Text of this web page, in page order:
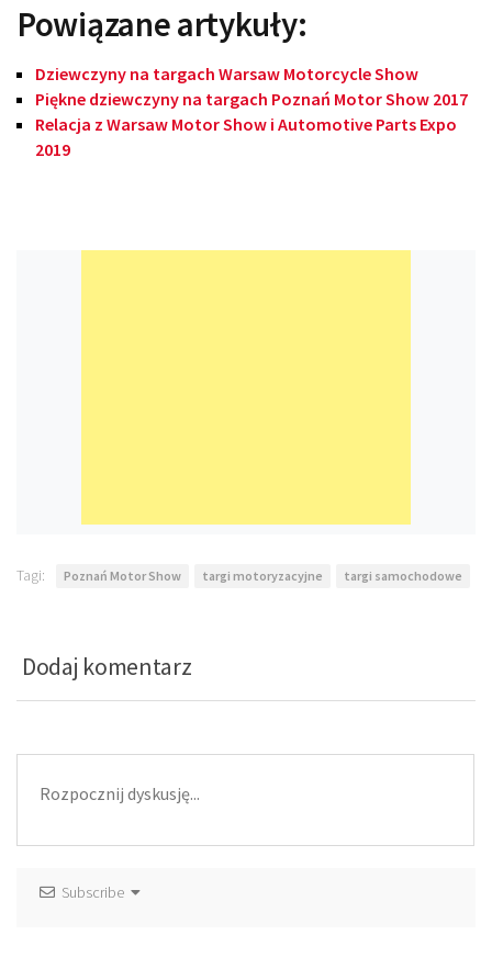
Powiązane artykuły:
Dziewczyny na targach Warsaw Motorcycle Show
Piękne dziewczyny na targach Poznań Motor Show 2017
Relacja z Warsaw Motor Show i Automotive Parts Expo
2019
Tagi: Poznań Motor Show targi motoryzacyjne targi samochodowe
Dodaj komentarz
Subscribe